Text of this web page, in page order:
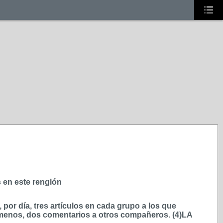
en este renglón
día, tres artículos en cada grupo a los que
dos comentarios a otros compañeros. (4)LA